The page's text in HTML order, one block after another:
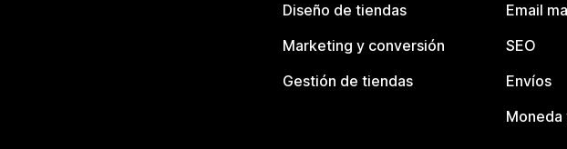
Diseño de tiendas
Marketing y conversión
Gestión de tiendas
Email
SEO
Envíos